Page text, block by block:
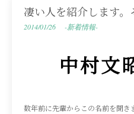
凄い人を紹介します。
2014/01/26 -新着情報-
中村文
数年前に先輩からこの名前を聞き